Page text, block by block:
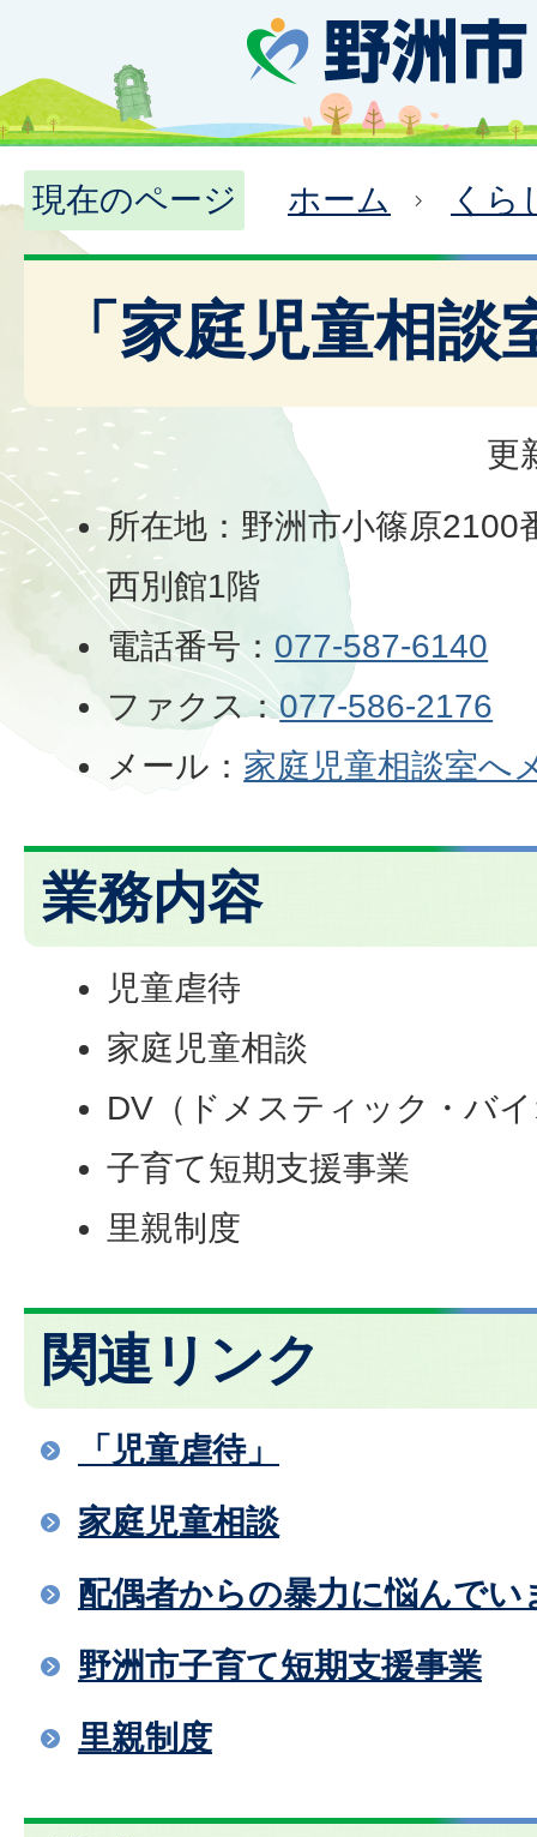
現在のページ ホーム くら
「家庭児童相談
更
所在地：野洲市小篠原2100
西別館1階
電話番号： 077-587-6140
ファクス：077-586-2176
メール： 家庭児童相談室へ
業務内容
児童虐待
家庭児童相談
DV（ドメスティック・バ
子育て短期支援事業
里親制度
関連リンク
「児童虐待」
家庭児童相談
配偶者からの暴力に悩んでい
野洲市子育て短期支援事業
里親制度